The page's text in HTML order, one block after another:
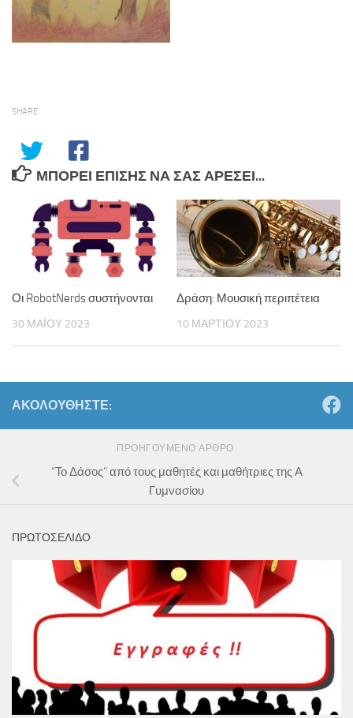
SHARE
ΜΠΟΡΕΊ ΕΠΊΣΗΣ ΝΑ ΣΑΣ ΑΡΈΣΕΙ...
Οι RobotNerds συστήνονται
30 ΜΑΪ́ΟΥ 2023
Δράση: Μουσική περιπέτεια
10 ΜΑΡΤΊΟΥ 2023
ΑΚΟΛΟΥΘΉΣΤΕ:
ΠΡΟΗΓΟΎΜΕΝΟ ΆΡΘΡΟ
“Το Δάσος” από τους μαθητές και μαθήτριες της Α
Γυμνασίου
ΠΡΩΤΟΣΕΛΙΔΟ